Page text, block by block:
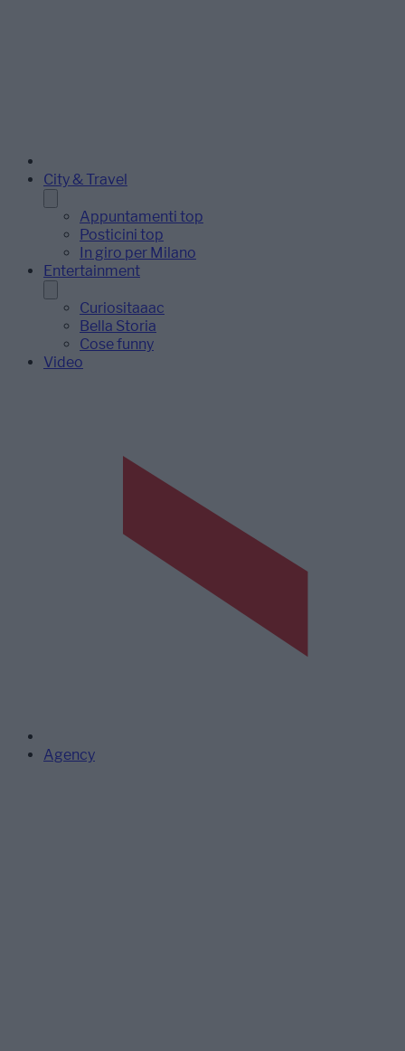
City & Travel
Appuntamenti top
Posticini top
In giro per Milano
Entertainment
Curiositaaac
Bella Storia
Cose funny
Video
Agency